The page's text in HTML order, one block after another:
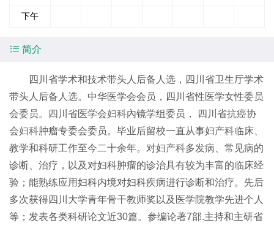
下午
 简介
四川省学术和技术带头人后备人选，四川省卫生厅学术
带头人后备人选。中华医学会会员，四川省性医学女性委员
会委员。四川省医学会妇科內镜学组委员， 四川省抗癌协
会妇科肿瘤专委会委员。毕业后留校一直从事妇产科临床、
教学和科研工作至今二十余年。对妇产科多发病、常见病的
诊断、治疗，以及对妇科肿瘤的诊治具有较为丰富的临床经
验；能熟练应用妇科内境对妇科疾病进行诊断和治疗。先后
多次获得四川大学青年骨干教师奖以及医学院教学先进个人
等；发表各类科研论文近30篇。参编论著7部.主持和主研省